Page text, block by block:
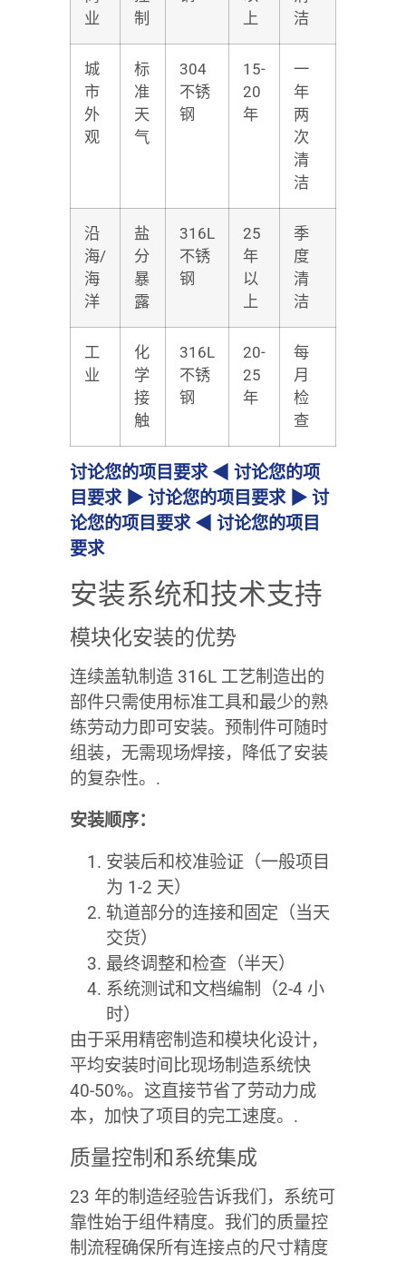
业
制
上
洁
城
市
外
观
标
准
天
气
304
不锈
钢
15-
20
年
一
年
两
次
清
洁
沿
海/
海
洋
盐
分
暴
露
316L
不锈
钢
25
年
以
上
季
度
清
洁
工
业
化
学
接
触
316L
不锈
钢
20-
25
年
每
月
检
查
讨论您的项目要求 ◀ 讨论您的项
目要求 ▶ 讨论您的项目要求 ▶ 讨
论您的项目要求 ◀ 讨论您的项目
要求
安装系统和技术支持
模块化安装的优势
连续盖轨制造 316L 工艺制造出的
部件只需使用标准工具和最少的熟
练劳动力即可安装。预制件可随时
组装，无需现场焊接，降低了安装
的复杂性。.
安装顺序：
安装后和校准验证（一般项目
为 1-2 天）
轨道部分的连接和固定（当天
交货）
最终调整和检查（半天）
系统测试和文档编制（2-4 小
时）
由于采用精密制造和模块化设计，
平均安装时间比现场制造系统快
40-50%。这直接节省了劳动力成
本，加快了项目的完工速度。.
质量控制和系统集成
23 年的制造经验告诉我们，系统可
靠性始于组件精度。我们的质量控
制流程确保所有连接点的尺寸精度